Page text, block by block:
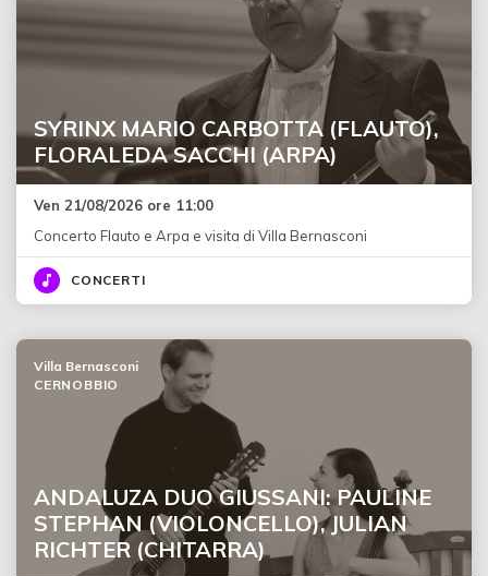
SYRINX MARIO CARBOTTA (FLAUTO),
FLORALEDA SACCHI (ARPA)
Ven 21/08/2026 ore 11:00
Concerto Flauto e Arpa e visita di Villa Bernasconi
CONCERTI
ANDALUZA DUO GIUSSANI: PAULINE
STEPHAN (VIOLONCELLO), JULIAN
RICHTER (CHITARRA)
Villa Bernasconi
CERNOBBIO